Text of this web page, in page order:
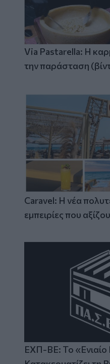
Via Pastarella: Η
την παράσταση
Caravel: Η νέα
εμπειρίες που
ΕΧΠ-ΒΕ: Το «Ενιαίο